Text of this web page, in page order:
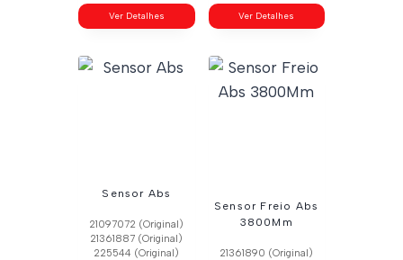
Ver Detalhes Ver Detalhes
Sensor Abs
21097072 (Original)
21361887 (Original)
225544 (Original)
Sensor Freio Abs
3800Mm
21361890 (Original)